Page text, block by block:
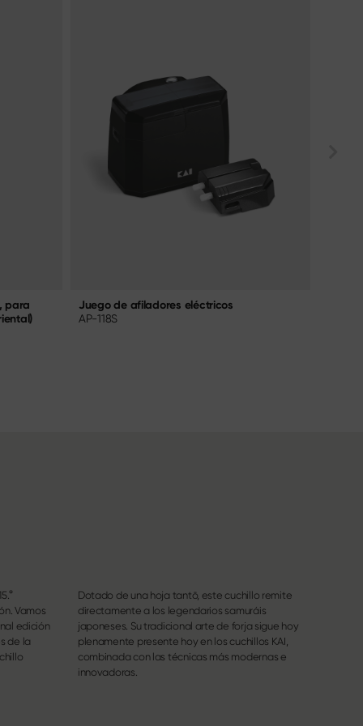
para
Juego de afiladores eléctricos
AP-118S
Vamos
edición
de la
Dotado de una hoja tantō, este cuchillo remite
directamente a los legendarios samuráis
japoneses. Su tradicional arte de forja sigue hoy
plenamente presente hoy en los cuchillos KAI,
combinada con las técnicas más modernas e
innovadoras.